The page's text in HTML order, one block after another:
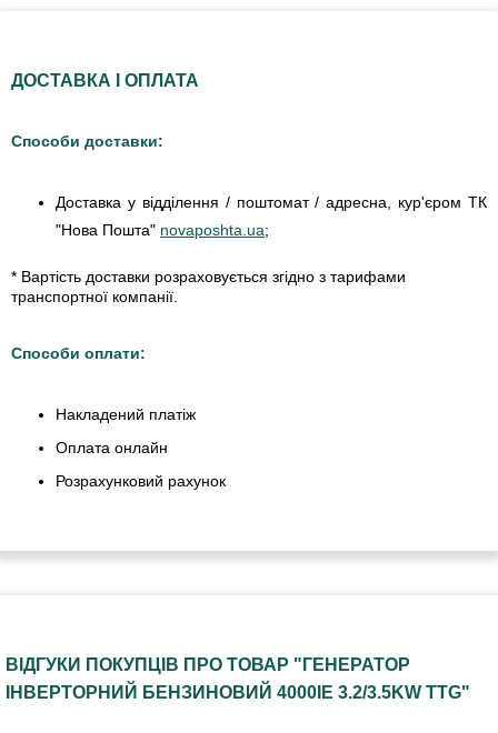
ДОСТАВКА І ОПЛАТА
Способи доставки:
Доставка у відділення / поштомат / адресна, кур'єром ТК
"Нова Пошта" novaposhta.ua;
* Вартість доставки розраховується згідно з тарифами
транспортної компанії.
Способи оплати:
Накладений платіж
Оплата онлайн
Розрахунковий рахунок
ВІДГУКИ ПОКУПЦІВ ПРО ТОВАР "ГЕНЕРАТОР
ІНВЕРТОРНИЙ БЕНЗИНОВИЙ 4000IE 3.2/3.5KW TTG"